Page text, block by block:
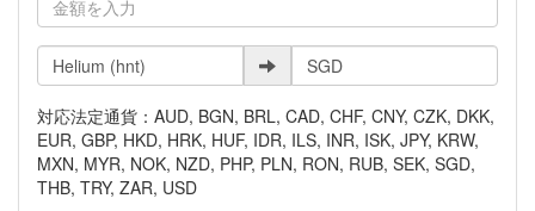
対応法定通貨：AUD, BGN, BRL, CAD, CHF, CNY, CZK, DKK,
EUR, GBP, HKD, HRK, HUF, IDR, ILS, INR, ISK, JPY, KRW,
MXN, MYR, NOK, NZD, PHP, PLN, RON, RUB, SEK, SGD,
THB, TRY, ZAR, USD